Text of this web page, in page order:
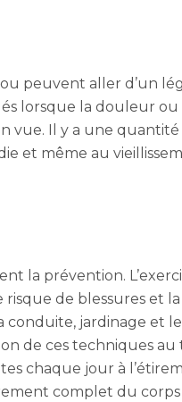
peuvent aller d’un
lorsque la douleur
vue. Il y a une
et même au
la prévention.
de blessures et
jardinage et
de ces techniques au
chaque jour à
complet du